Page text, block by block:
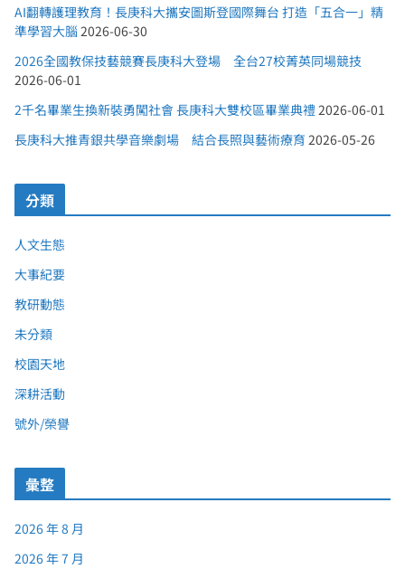
AI翻轉護理教育！長庚科大攜安圖斯登國際舞台 打造「五合一」精
準學習大腦 2026-06-30
2026全國教保技藝競賽長庚科大登場 全台27校菁英同場競技
2026-06-01
2千名畢業生換新裝勇闖社會 長庚科大雙校區畢業典禮2026-06-01
長庚科大推青銀共學音樂劇場 結合長照與藝術療育 2026-05-26
分類
人文生態
大事紀要
教研動態
未分類
校園天地
深耕活動
號外/榮譽
彙整
2026 年 8 月
2026 年 7 月